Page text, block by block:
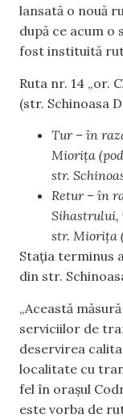
lansată o nouă
după ce acum o
fost instituită
Ruta nr. 14 „or.
(str. Schinoasa
Tur – în
Miorița
str.
Retur – în
Sihastrului,
str. Miorița
Stația terminus
din str.
„Această
serviciilor de
deservirea
localitate cu
fel în orașul
este vorba de